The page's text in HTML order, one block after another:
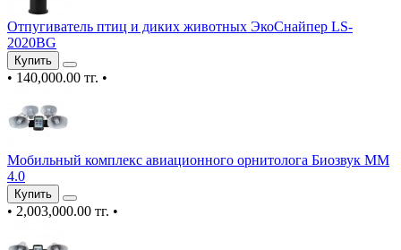
Отпугиватель птиц и диких животных ЭкоСнайпер LS-
2020BG
Купить
• 140,000.00 тг. •
Мобильный комплекс авиационного орнитолога Биозвук ММ
4.0
Купить
• 2,003,000.00 тг. •